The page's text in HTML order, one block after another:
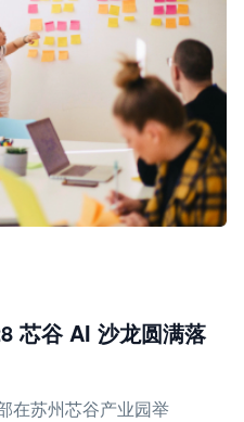
芯谷 AI 沙龙圆满落
在苏州芯谷产业园举